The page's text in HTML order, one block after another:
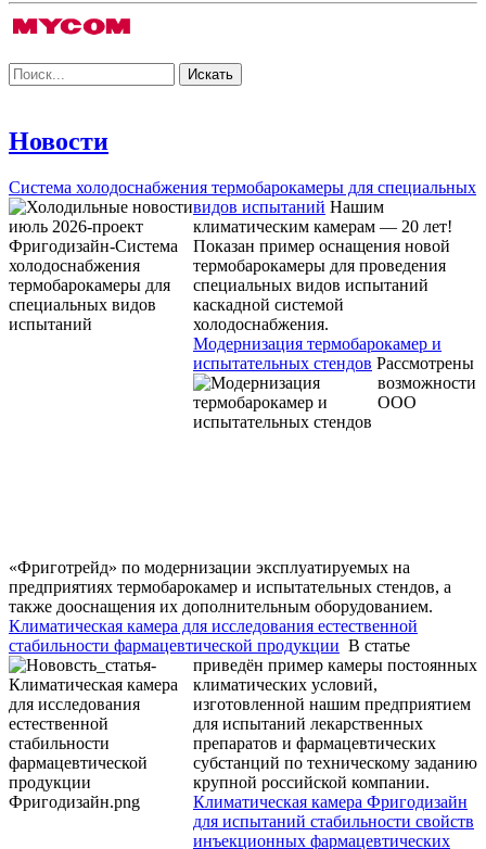
Новости
Система холодоснабжения термобарокамеры для специальных
видов испытаний Нашим
климатическим камерам — 20 лет!
Показан пример оснащения новой
термобарокамеры для проведения
специальных видов испытаний
каскадной системой
холодоснабжения.
Модернизация термобарокамер и
испытательных стендов Рассмотрены
возможности
ООО
«Фриготрейд» по модернизации эксплуатируемых на
предприятиях термобарокамер и испытательных стендов, а
также дооснащения их дополнительным оборудованием.
Климатическая камера для исследования естественной
стабильности фармацевтической продукции В статье
приведён пример камеры постоянных
климатических условий,
изготовленной нашим предприятием
для испытаний лекарственных
препаратов и фармацевтических
субстанций по техническому заданию
крупной российской компании.
Климатическая камера Фригодизайн
для испытаний стабильности свойств
инъекционных фармацевтических